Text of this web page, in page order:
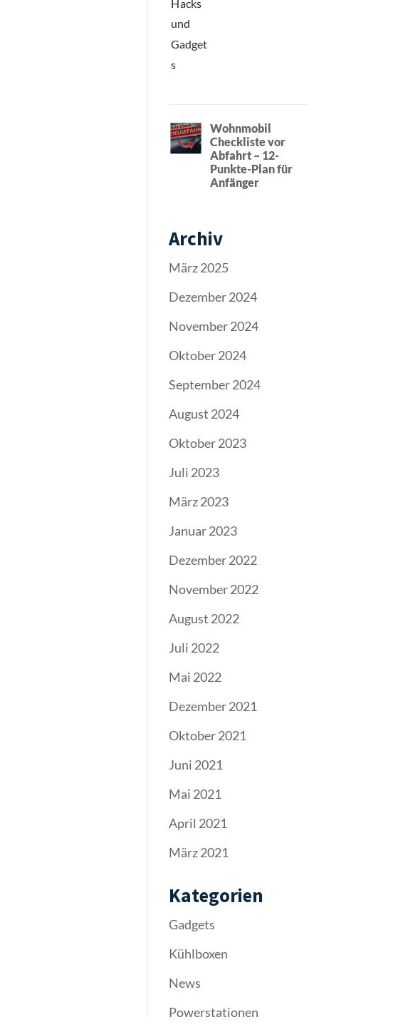
Wohnmobil
Checkliste vor
Abfahrt – 12-
Punkte-Plan für
Anfänger
Archiv
März 2025
Dezember 2024
November 2024
Oktober 2024
September 2024
August 2024
Oktober 2023
Juli 2023
März 2023
Januar 2023
Dezember 2022
November 2022
August 2022
Juli 2022
Mai 2022
Dezember 2021
Oktober 2021
Juni 2021
Mai 2021
April 2021
März 2021
Kategorien
Gadgets
Kühlboxen
News
Powerstationen